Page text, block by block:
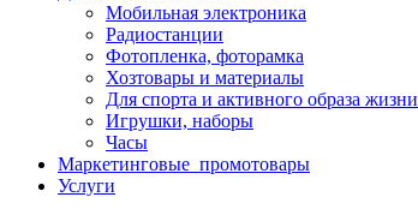
Мобильная электроника
Радиостанции
Фотопленка, фоторамка
Хозтовары и материалы
Для спорта и активного образа жизни
Игрушки, наборы
Часы
Маркетинговые_промотовары
Услуги